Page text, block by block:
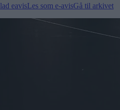
Les som e-avisGå til arkivet